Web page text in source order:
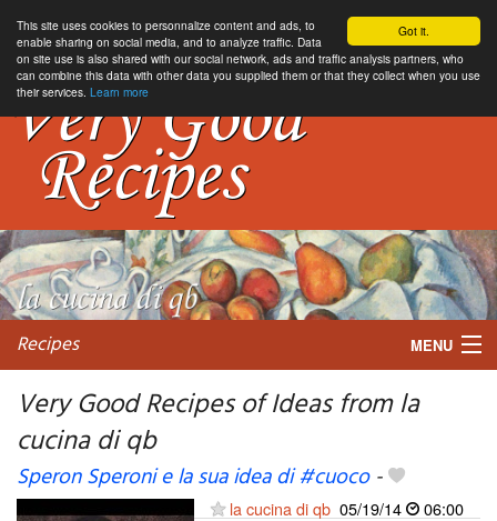
Got it.
This site uses cookies to personnalize content and ads, to
enable sharing on social media, and to analyze traffic. Data
on site use is also shared with our social network, ads and traffic analysis partners, who
can combine this data with other data you supplied them or that they collect when you use
their services. Learn more
Recipes MENU
My favorite blogs
Very Good Recipes of Ideas from la
cucina di qb
Speron Speroni e la sua idea di #cuoco-
la cucina di qb 05/19/14
06:00